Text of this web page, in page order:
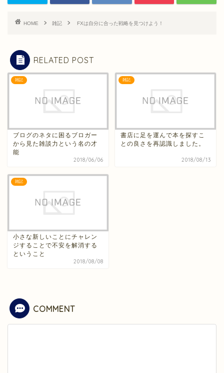
HOME 雑記 FXは自分に合った戦略を見つけよう！
RELATED POST
雑記
ブログのネタに困るブロガー
から見た雑談力という名の才
能
2018/06/06
雑記
書店に足を運んで本を探すこ
との良さを再認識しました。
2018/08/13
雑記
小さな新しいことにチャレン
ジすることで不安を解消する
ということ
2018/08/08
COMMENT